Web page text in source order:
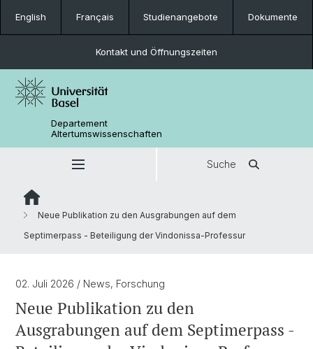
English Français Studienangebote Dokumente
Kontakt und Öffnungszeiten
Departement
Altertumswissenschaften
Suche
Neue Publikation zu den Ausgrabungen auf dem
Septimerpass - Beteiligung der Vindonissa-Professur
02. Juli 2026 / News, Forschung
Neue Publikation zu den
Ausgrabungen auf dem Septimerpass -